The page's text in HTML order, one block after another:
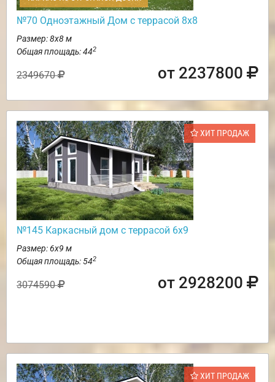
№70 Одноэтажный Дом с террасой 8х8
Размер: 8х8 м
Общая площадь: 442
2349670 от 2237800
ХИТ ПРОДАЖ
№145 Каркасный дом с террасой 6х9
Размер: 6х9 м
Общая площадь: 542
3074590 от 2928200
ХИТ ПРОДАЖ